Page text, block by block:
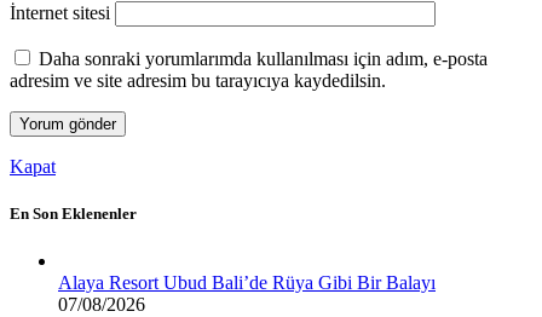
İnternet sitesi
Daha sonraki yorumlarımda kullanılması için adım, e-posta
adresim ve site adresim bu tarayıcıya kaydedilsin.
Kapat
En Son Eklenenler
Alaya Resort Ubud Bali’de Rüya Gibi Bir Balayı
07/08/2026